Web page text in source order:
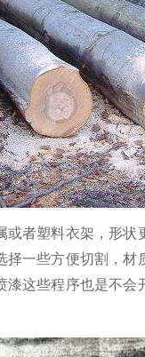
者塑料衣架，形
一些方便切割，
这些程序也是不